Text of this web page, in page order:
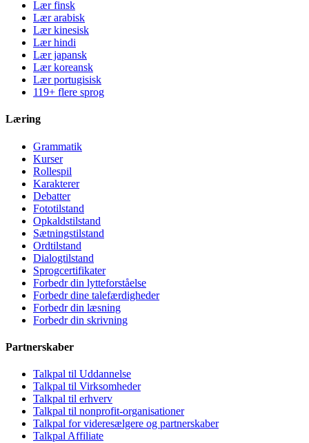
Lær finsk
Lær arabisk
Lær kinesisk
Lær hindi
Lær japansk
Lær koreansk
Lær portugisisk
119+ flere sprog
Læring
Grammatik
Kurser
Rollespil
Karakterer
Debatter
Fototilstand
Opkaldstilstand
Sætningstilstand
Ordtilstand
Dialogtilstand
Sprogcertifikater
Forbedr din lytteforståelse
Forbedr dine talefærdigheder
Forbedr din læsning
Forbedr din skrivning
Partnerskaber
Talkpal til Uddannelse
Talkpal til Virksomheder
Talkpal til erhverv
Talkpal til nonprofit-organisationer
Talkpal for videresælgere og partnerskaber
Talkpal Affiliate